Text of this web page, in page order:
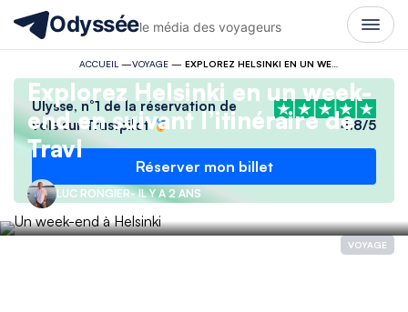
Odysséele média des voyageurs
ACCUEIL —VOYAGE— EXPLOREZ HELSINKI EN UN WEEK-END EN SUIVANT L’ITINÉRAIRE DE TRAVL
Ulysse, n°1 de la réservation de
vols sur Trustpilot
4.8/5
Réserver mon billet
VOYAGE
Explorez Helsinki en un week-
end en suivant l’itinéraire de
Travl
LUC RONGIER- IL Y A 2 ANS